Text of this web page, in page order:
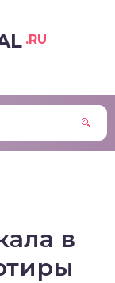
.RU
в